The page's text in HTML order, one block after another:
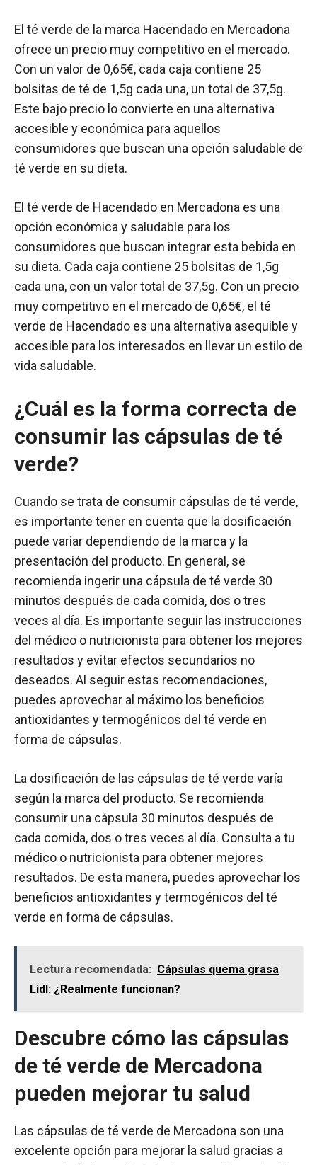
El té verde de la marca Hacendado en Mercadona
ofrece un precio muy competitivo en el mercado.
Con un valor de 0,65€, cada caja contiene 25
bolsitas de té de 1,5g cada una, un total de 37,5g.
Este bajo precio lo convierte en una alternativa
accesible y económica para aquellos
consumidores que buscan una opción saludable de
té verde en su dieta.
El té verde de Hacendado en Mercadona es una
opción económica y saludable para los
consumidores que buscan integrar esta bebida en
su dieta. Cada caja contiene 25 bolsitas de 1,5g
cada una, con un valor total de 37,5g. Con un precio
muy competitivo en el mercado de 0,65€, el té
verde de Hacendado es una alternativa asequible y
accesible para los interesados en llevar un estilo de
vida saludable.
¿Cuál es la forma correcta de
consumir las cápsulas de té
verde?
Cuando se trata de consumir cápsulas de té verde,
es importante tener en cuenta que la dosificación
puede variar dependiendo de la marca y la
presentación del producto. En general, se
recomienda ingerir una cápsula de té verde 30
minutos después de cada comida, dos o tres
veces al día. Es importante seguir las instrucciones
del médico o nutricionista para obtener los mejores
resultados y evitar efectos secundarios no
deseados. Al seguir estas recomendaciones,
puedes aprovechar al máximo los beneficios
antioxidantes y termogénicos del té verde en
forma de cápsulas.
La dosificación de las cápsulas de té verde varía
según la marca del producto. Se recomienda
consumir una cápsula 30 minutos después de
cada comida, dos o tres veces al día. Consulta a tu
médico o nutricionista para obtener mejores
resultados. De esta manera, puedes aprovechar los
beneficios antioxidantes y termogénicos del té
verde en forma de cápsulas.
Lectura recomendada: Cápsulas quema grasa
Lidl: ¿Realmente funcionan?
Descubre cómo las cápsulas
de té verde de Mercadona
pueden mejorar tu salud
Las cápsulas de té verde de Mercadona son una
excelente opción para mejorar la salud gracias a